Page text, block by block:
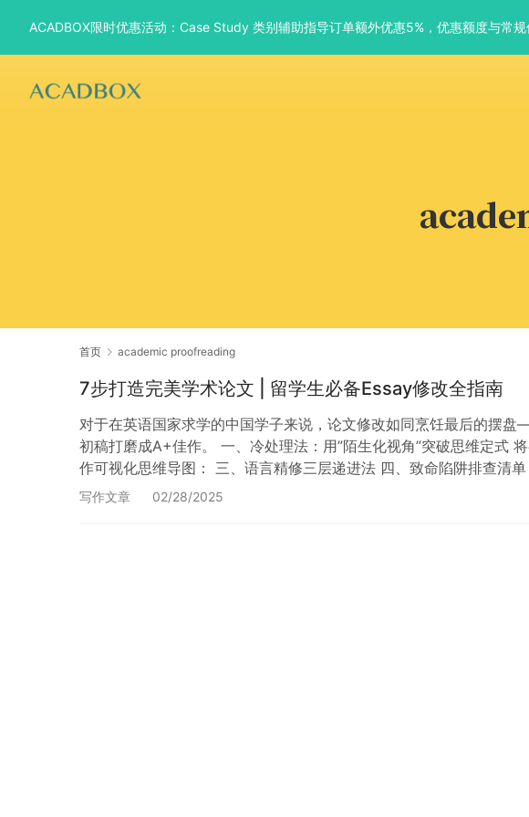
首页 academic proofreading
7步打造完美学术论文 | 留学生必备Essay修改全指南
对于在英语国家求学的中国学子来说，论文修改如同烹饪最后的摆
初稿打磨成A+佳作。 一、冷处理法：用”陌生化视角”突破思维定式
作可视化思维导图： 三、语言精修三层递进法 四、致命陷阱排查
写作文章 02/28/2025
ACADBOX限时优惠活动：Case Study 类别辅助指导订单额外优惠5%，优惠额度与常